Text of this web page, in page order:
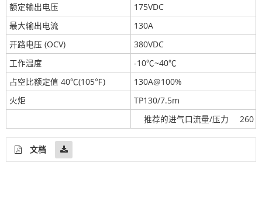
额定输出电压
175VDC
最大输出电流
130A
开路电压 (OCV)
380VDC
工作温度
-10℃~40℃
占空比额定值 40℃(105℉)
130A@100%
火炬
TP130/7.5m
推荐的进气口流量/压力 260
文档